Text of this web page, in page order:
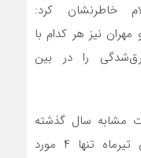
اورژانس ۱۱۵ ایلام خاطرنشان کرد:
نیز هر کدام با
را در بین
مشابه سال گذشته
افزود: از ابتدای سال ۱۴۰۴ تا پایان تیرماه تنها ۴ مورد